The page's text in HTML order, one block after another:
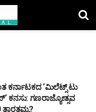
ಕರ್ನಾಟಕದ ʼಮಿಲೆಟ್ಸ್ ಟು
ಕನಸು: ಗಣರಾಜ್ಯೋತ್ಸವ